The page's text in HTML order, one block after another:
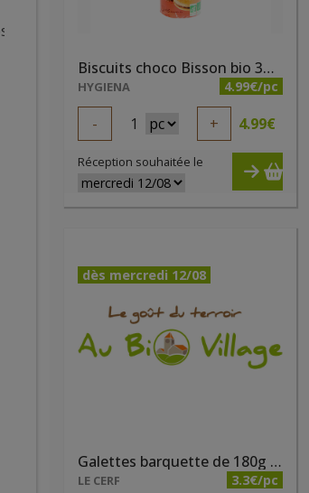
Biscuits choco Bisson bio 300g
HYGIENA 4.99€/pc
- 1 + 4.99€
Réception souhaitée le
dès mercredi 12/08
Galettes barquette de 180g - Galettes de Violette
LE CERF 3.3€/pc